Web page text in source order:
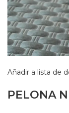
Añadir a lista de
PELONA